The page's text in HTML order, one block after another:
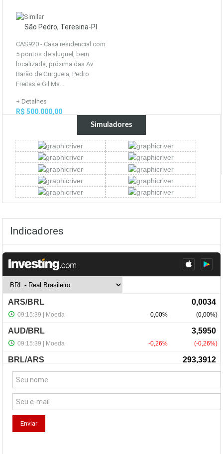
São Pedro, Teresina-PI
CAS920 - Casa residencial com
5 pontos de aluguel, bem
localizada, próxima das Av
Barão de Gurgueia, Pedro
Freitas e Gil Ma...
+ Detalhes
R$ 500.000,00
Simuladores
Indicadores
NewsLetter